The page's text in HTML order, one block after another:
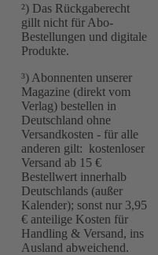
²) Das Rückgaberecht
gillt nicht für Abo-
Bestellungen und digitale
Produkte.
³) Abonnenten unserer
Magazine (direkt vom
Verlag) bestellen in
Deutschland ohne
Versandkosten - für alle
anderen gilt: kostenloser
Versand ab 15 €
Bestellwert innerhalb
Deutschlands (außer
Kalender); sonst nur 3,95
€ anteilige Kosten für
Handling & Versand, ins
Ausland abweichend.